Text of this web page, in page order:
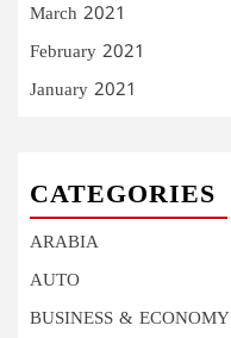
March 2021
February 2021
January 2021
CATEGORIES
ARABIA
AUTO
BUSINESS & ECONOMY